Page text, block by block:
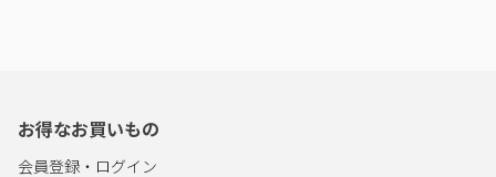
お得なお買いもの
会員登録・ログイン